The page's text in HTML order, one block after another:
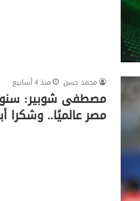
محمد حسن منذ 4 أسابيع
مصطفى شوبير:
مصر عالميًا.. وشكرا